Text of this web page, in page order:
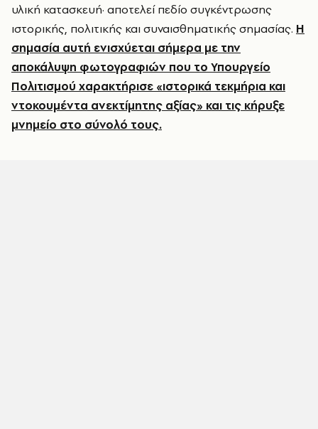
υλική κατασκευή· αποτελεί πεδίο συγκέντρωσης
ιστορικής, πολιτικής και συναισθηματικής σημασίας. Η
σημασία αυτή ενισχύεται σήμερα με την
αποκάλυψη φωτογραφιών που το Υπουργείο
Πολιτισμού χαρακτήρισε «ιστορικά τεκμήρια και
ντοκουμέντα ανεκτίμητης αξίας» και τις κήρυξε
μνημείο στο σύνολό τους.